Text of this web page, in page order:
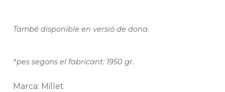
Marca: Millet
També disponible en versió de dona.
*pes segons el fabricant: 1950 gr.